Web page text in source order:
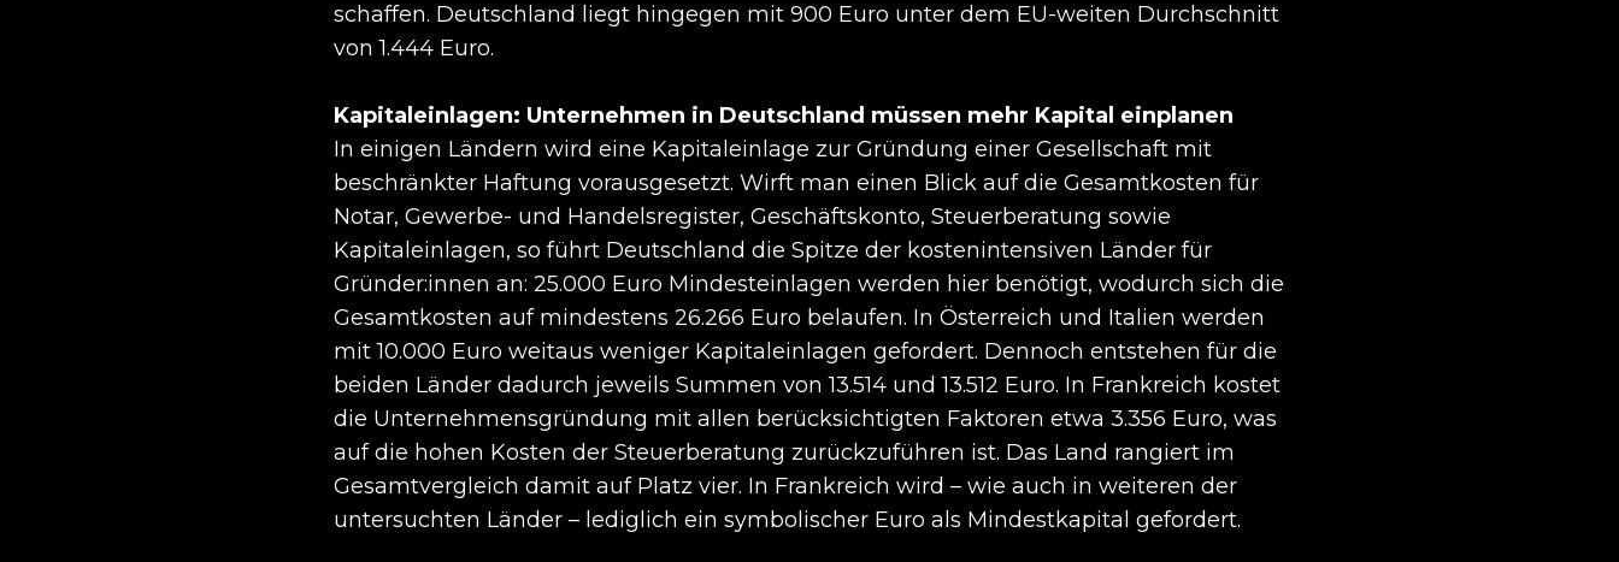
schaffen. Deutschland liegt hingegen mit 900 Euro unter dem EU-weiten Durchschnitt
von 1.444 Euro.
Kapitaleinlagen: Unternehmen in Deutschland müssen mehr Kapital einplanen
In einigen Ländern wird eine Kapitaleinlage zur Gründung einer Gesellschaft mit
beschränkter Haftung vorausgesetzt. Wirft man einen Blick auf die Gesamtkosten für
Notar, Gewerbe- und Handelsregister, Geschäftskonto, Steuerberatung sowie
Kapitaleinlagen, so führt Deutschland die Spitze der kostenintensiven Länder für
Gründer:innen an: 25.000 Euro Mindesteinlagen werden hier benötigt, wodurch sich die
Gesamtkosten auf mindestens 26.266 Euro belaufen. In Österreich und Italien werden
mit 10.000 Euro weitaus weniger Kapitaleinlagen gefordert. Dennoch entstehen für die
beiden Länder dadurch jeweils Summen von 13.514 und 13.512 Euro. In Frankreich kostet
die Unternehmensgründung mit allen berücksichtigten Faktoren etwa 3.356 Euro, was
auf die hohen Kosten der Steuerberatung zurückzuführen ist. Das Land rangiert im
Gesamtvergleich damit auf Platz vier. In Frankreich wird – wie auch in weiteren der
untersuchten Länder – lediglich ein symbolischer Euro als Mindestkapital gefordert.